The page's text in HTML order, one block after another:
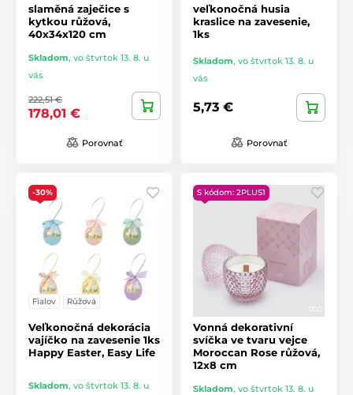
slaměná zaječice s
kytkou růžová,
40x34x120 cm
Skladom, vo štvrtok 13. 8. u
vás
222,51 €
178,01 €
Porovnať
veľkonočná husia
kraslice na zavesenie,
1ks
Skladom, vo štvrtok 13. 8. u
vás
5,73 €
Porovnať
-30%
Fialov Růžová
Veľkonočná dekorácia
vajíčko na zavesenie 1ks
Happy Easter, Easy Life
Skladom, vo štvrtok 13. 8. u
S kódom: 2PLUS1
Vonná dekorativní
svíčka ve tvaru vejce
Moroccan Rose růžová,
12x8 cm
Skladom, vo štvrtok 13. 8. u